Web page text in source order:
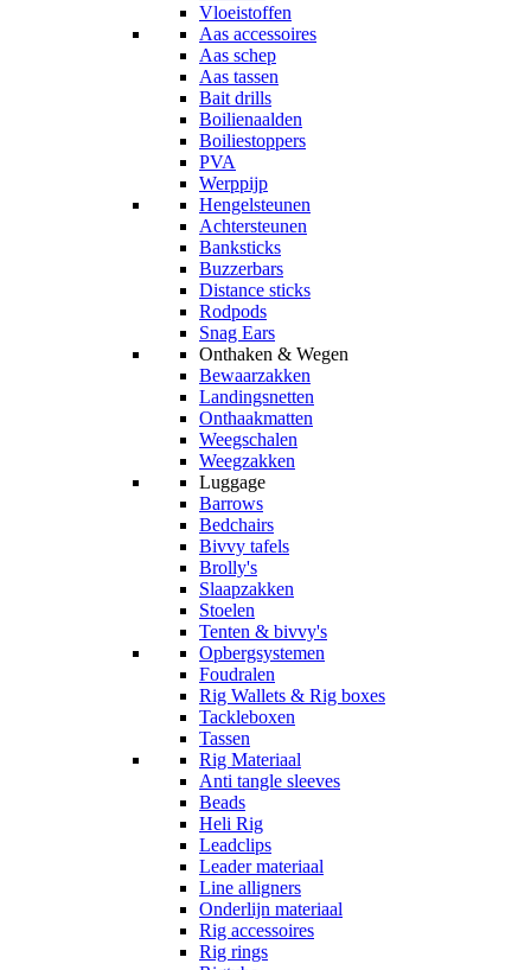
Vloeistoffen
Aas accessoires
Aas schep
Aas tassen
Bait drills
Boilienaalden
Boiliestoppers
PVA
Werppijp
Hengelsteunen
Achtersteunen
Banksticks
Buzzerbars
Distance sticks
Rodpods
Snag Ears
Onthaken & Wegen
Bewaarzakken
Landingsnetten
Onthaakmatten
Weegschalen
Weegzakken
Luggage
Barrows
Bedchairs
Bivvy tafels
Brolly's
Slaapzakken
Stoelen
Tenten & bivvy's
Opbergsystemen
Foudralen
Rig Wallets & Rig boxes
Tackleboxen
Tassen
Rig Materiaal
Anti tangle sleeves
Beads
Heli Rig
Leadclips
Leader materiaal
Line alligners
Onderlijn materiaal
Rig accessoires
Rig rings